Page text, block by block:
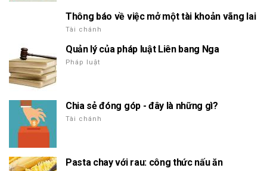
Thông báo về việc mở một tài khoản vãng lai
Tài chánh
Quản lý của pháp luật Liên bang Nga
Pháp luật
Chia sẻ đóng góp - đây là những gì?
Tài chánh
Pasta chay với rau: công thức nấu ăn